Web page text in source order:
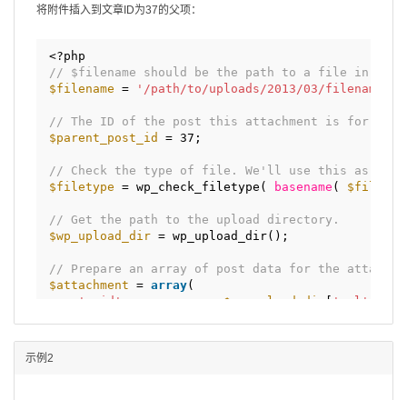
将附件插入到文章ID为37的父项：
<?php
// $filename should be the path to a file in the
$filename = '/path/to/uploads/2013/03/
// The ID of the post this attachment is for.
$parent_post_id
= 37;
// Check the type of file. We'll use this as the
$filetype = wp_check_filetype( basename (
// Get the path to the upload directory.
$wp_upload_dir = wp_upload_dir();
// Prepare an array of post data for the
$attachment = array(
'guid'
$wp_upload_dir [ 'url'
示例2